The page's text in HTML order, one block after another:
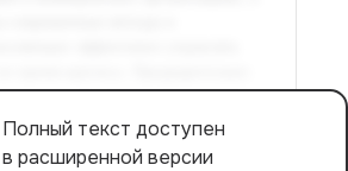
Полный текст доступен
в расширенной версии